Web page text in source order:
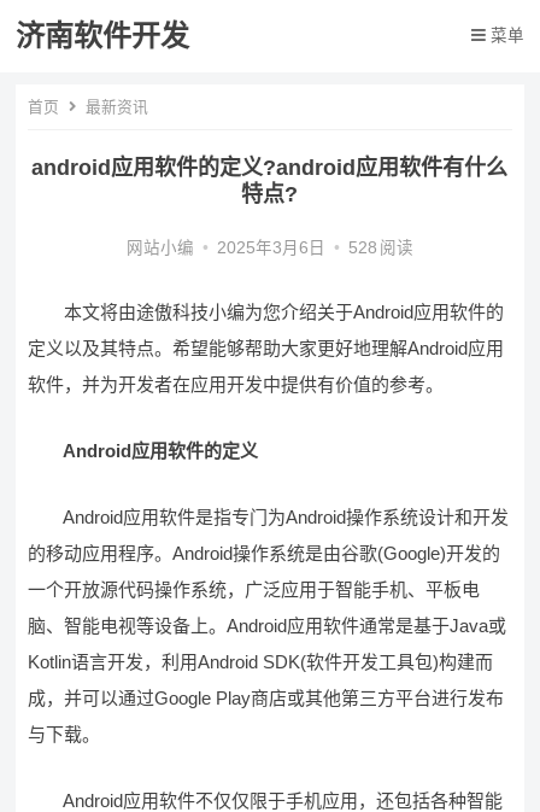
济南软件开发 菜单
首页 最新资讯
android应用软件的定义?android应用软件有什么
特点?
网站小编 • 2025年3月6日 • 528 阅读
本文将由途傲科技小编为您介绍关于Android应用软件的
定义以及其特点。希望能够帮助大家更好地理解Android应用
软件，并为开发者在应用开发中提供有价值的参考。
Android应用软件的定义
Android应用软件是指专门为Android操作系统设计和开发
的移动应用程序。Android操作系统是由谷歌(Google)开发的
一个开放源代码操作系统，广泛应用于智能手机、平板电
脑、智能电视等设备上。Android应用软件通常是基于Java或
Kotlin语言开发，利用Android SDK(软件开发工具包)构建而
成，并可以通过Google Play商店或其他第三方平台进行发布
与下载。
Android应用软件不仅仅限于手机应用，还包括各种智能